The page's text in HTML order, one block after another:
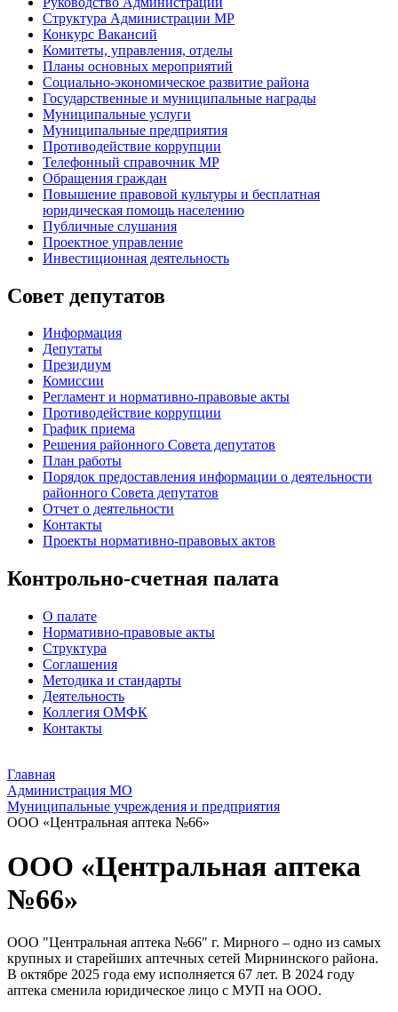
Структура Администрации МР
Конкурс Вакансий
Комитеты, управления, отделы
Планы основных мероприятий
Социально-экономическое развитие района
Государственные и муниципальные награды
Муниципальные услуги
Муниципальные предприятия
Противодействие коррупции
Телефонный справочник МР
Обращения граждан
Повышение правовой культуры и бесплатная
юридическая помощь населению
Публичные слушания
Проектное управление
Инвестиционная деятельность
Совет депутатов
Информация
Депутаты
Президиум
Комиссии
Регламент и нормативно-правовые акты
Противодействие коррупции
График приема
Решения районного Совета депутатов
План работы
Порядок предоставления информации о деятельности
районного Совета депутатов
Отчет о деятельности
Контакты
Проекты нормативно-правовых актов
Контрольно-счетная палата
О палате
Нормативно-правовые акты
Структура
Соглашения
Методика и стандарты
Деятельность
Коллегия ОМФК
Контакты
Главная
Администрация МО
Муниципальные учреждения и предприятия
ООО «Центральная аптека №66»
ООО «Центральная аптека
№66»
ООО "Центральная аптека №66" г. Мирного – одно из самых
крупных и старейших аптечных сетей Мирнинского района.
В октябре 2025 года ему исполняется 67 лет. В 2024 году
аптека сменила юридическое лицо с МУП на ООО.